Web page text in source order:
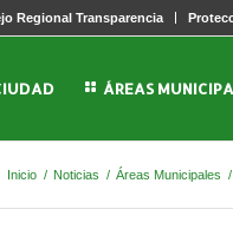
Regional Transparencia
ÁREAS
Inicio / Noticias / Áreas Municipales /